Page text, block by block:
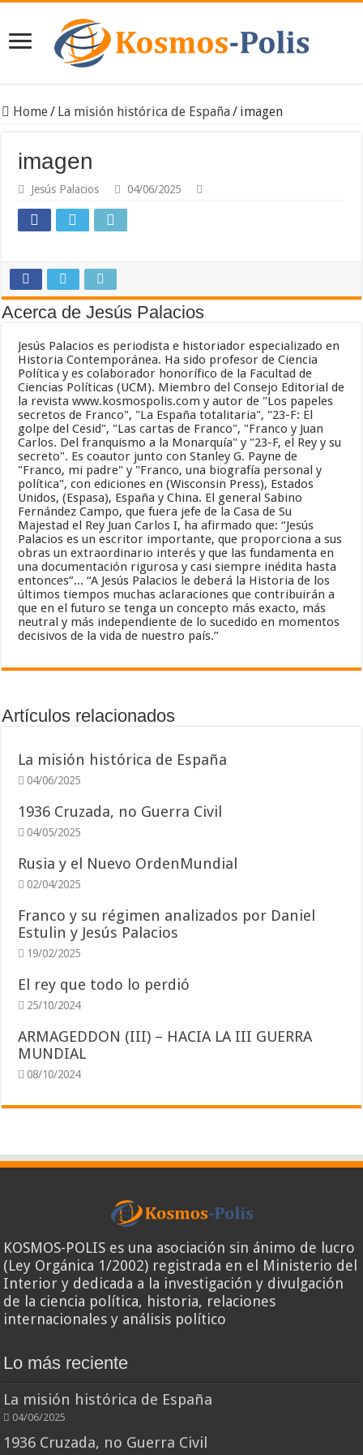
Home/ La misión histórica de España/ imagen
imagen
Jesús Palacios 04/06/2025
Acerca de Jesús Palacios
Jesús Palacios es periodista e historiador especializado en
Historia Contemporánea. Ha sido profesor de Ciencia
Política y es colaborador honorífico de la Facultad de
Ciencias Políticas (UCM). Miembro del Consejo Editorial de
la revista www.kosmospolis.com y autor de "Los papeles
secretos de Franco", "La España totalitaria", "23-F: El
golpe del Cesid", "Las cartas de Franco", "Franco y Juan
Carlos. Del franquismo a la Monarquía" y "23-F, el Rey y su
secreto". Es coautor junto con Stanley G. Payne de
"Franco, mi padre" y "Franco, una biografía personal y
política", con ediciones en (Wisconsin Press), Estados
Unidos, (Espasa), España y China. El general Sabino
Fernández Campo, que fuera jefe de la Casa de Su
Majestad el Rey Juan Carlos I, ha afirmado que: “Jesús
Palacios es un escritor importante, que proporciona a sus
obras un extraordinario interés y que las fundamenta en
una documentación rigurosa y casi siempre inédita hasta
entonces”... “A Jesús Palacios le deberá la Historia de los
últimos tiempos muchas aclaraciones que contribuirán a
que en el futuro se tenga un concepto más exacto, más
neutral y más independiente de lo sucedido en momentos
decisivos de la vida de nuestro país.”
Artículos relacionados
La misión histórica de España
04/06/2025
1936 Cruzada, no Guerra Civil
04/05/2025
Rusia y el Nuevo OrdenMundial
02/04/2025
Franco y su régimen analizados por Daniel
Estulin y Jesús Palacios
19/02/2025
El rey que todo lo perdió
25/10/2024
ARMAGEDDON (III) – HACIA LA III GUERRA
MUNDIAL
08/10/2024
KOSMOS-POLIS es una asociación sin ánimo de lucro
(Ley Orgánica 1/2002) registrada en el Ministerio del
Interior y dedicada a la investigación y divulgación
de la ciencia política, historia, relaciones
internacionales y análisis político
Lo más reciente
La misión histórica de España
04/06/2025
1936 Cruzada, no Guerra Civil